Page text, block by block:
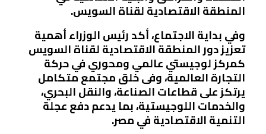
المنطقة الاقتصادية لقناة السويس.
وفي بداية الاجتماع، أكد رئيس الوزراء أهمية
تعزيز دور المنطقة الاقتصادية لقناة السويس
كمركز لوجيستي عالمي ومحوري في حركة
التجارة العالمية، وفى خلق مجتمع متكامل
يرتكز على قطاعات الصناعة، والنقل البحري،
والخدمات اللوجيستية، بما يدعم دفع عجلة
التنمية الاقتصادية في مصر.